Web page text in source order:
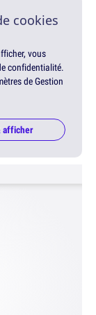
cookies
vous
confidentialité.
de Gestion
afficher